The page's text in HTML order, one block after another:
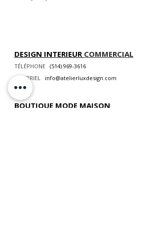
DESIGN INTERIEUR COMMERCIAL
TÉLÉPHONE (514) 969-3616
COURRIEL info@atelierluxdesign.com
BOUTIQUE MODE MAISON